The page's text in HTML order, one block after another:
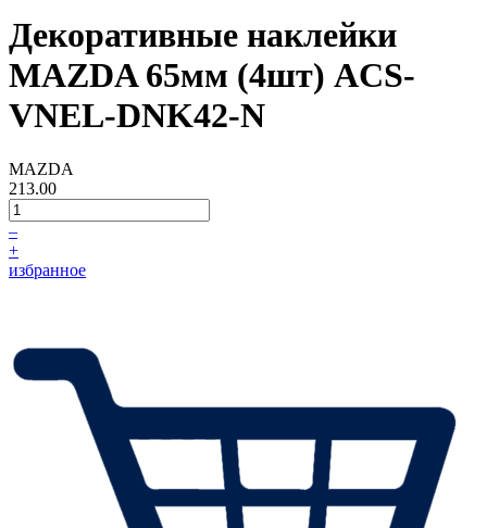
Декоративные наклейки
MAZDA 65мм (4шт) ACS-
VNEL-DNK42-N
MAZDA
213.00
–
+
избранное